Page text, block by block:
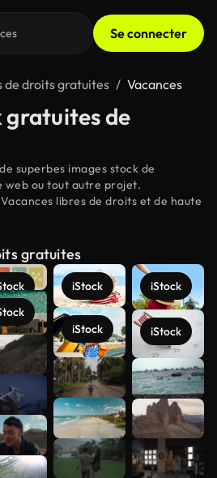
Se connecter
de droits gratuites Vacances
gratuites de
superbes images stock de
web ou tout autre projet.
libres de droits et de haute
gratuites
iStock
iStock
iStock
iStock
Voir plus